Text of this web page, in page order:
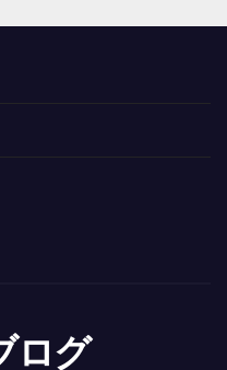
ログ